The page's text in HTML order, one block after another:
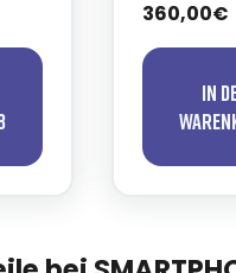
360,00€
In